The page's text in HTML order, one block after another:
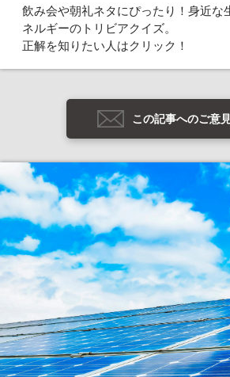
飲み会や朝礼ネタにぴったり！身近な
ネルギーのトリビアクイズ。
正解を知りたい人はクリック！
この記事へのご意